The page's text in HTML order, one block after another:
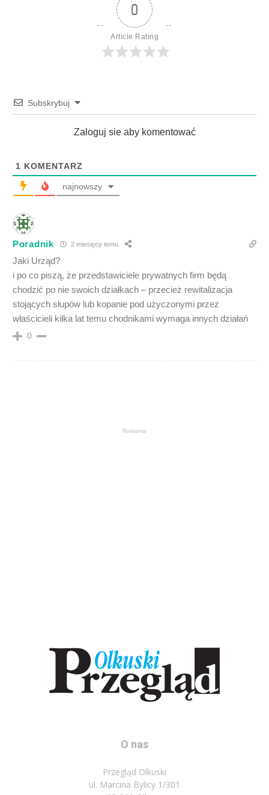
0
Article Rating
Subskrybuj
Zaloguj sie aby komentować
1 KOMENTARZ
najnowszy
Poradnik 2 miesięcy temu
Jaki Urząd?
i po co piszą, że przedstawiciele prywatnych firm będą
chodzić po nie swoich działkach – przecież rewitalizacja
stojących słupów lub kopanie pod użyczonymi przez
właścicieli kilka lat temu chodnikami wymaga innych działań
0
Reklama
O nas
Przegląd Olkuski
ul. Marcina Bylicy 1/301